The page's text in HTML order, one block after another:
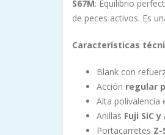
S67M: Equilibrio
de peces activos. Es
Características
Blank con
Acción regular
Alta polivalencia
Anillas Fuji SiC
Portacarretes